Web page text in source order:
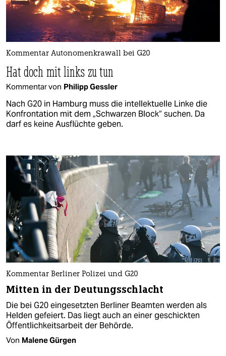
Kommentar Autonomenkrawall bei G20
Hat doch mit links zu tun
Kommentar von Philipp Gessler
Nach G20 in Hamburg muss die intellektuelle Linke die
Konfrontation mit dem „Schwarzen Block“ suchen. Da
darf es keine Ausflüchte geben.
Kommentar Berliner Polizei und G20
Mitten in der Deutungsschlacht
Die bei G20 eingesetzten Berliner Beamten werden als
Helden gefeiert. Das liegt auch an einer geschickten
Öffentlichkeitsarbeit der Behörde.
Von Malene Gürgen